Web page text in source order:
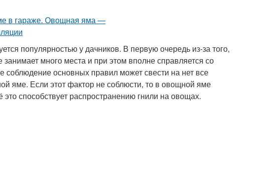
популярностью у дачников. В первую очередь из-за того,
много места и при этом вполне справляется со
соблюдение основных правил может свести на нет все
яме. Если этот фактор не соблюсти, то в овощной яме
способствует распространению гнили на овощах.